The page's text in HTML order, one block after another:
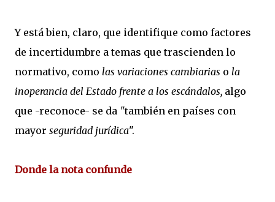
Y está bien, claro, que identifique como factores
de incertidumbre a temas que trascienden lo
normativo, como las variaciones cambiarias o la
inoperancia del Estado frente a los escándalos, algo
que -reconoce- se da "también en países con
mayor seguridad jurídica".
Donde la nota confunde